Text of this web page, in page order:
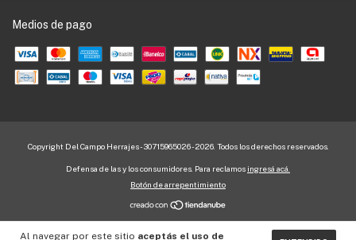
Al navegar por este sitio aceptás el uso de
Medios de pago
Copyright Del Campo Herrajes - 30715965026 - 2026. Todos los derechos reservados.
Defensa de las y los consumidores. Para reclamos ingresá acá.
Botón de arrepentimiento